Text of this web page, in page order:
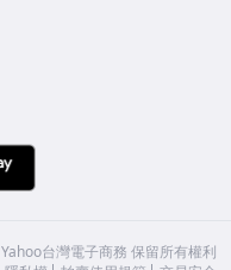
Yahoo台灣電子商務 保留所有權利